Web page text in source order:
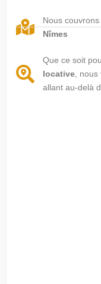
Nous
Nîmes
Que ce soit
locative, nous
allant au-delà